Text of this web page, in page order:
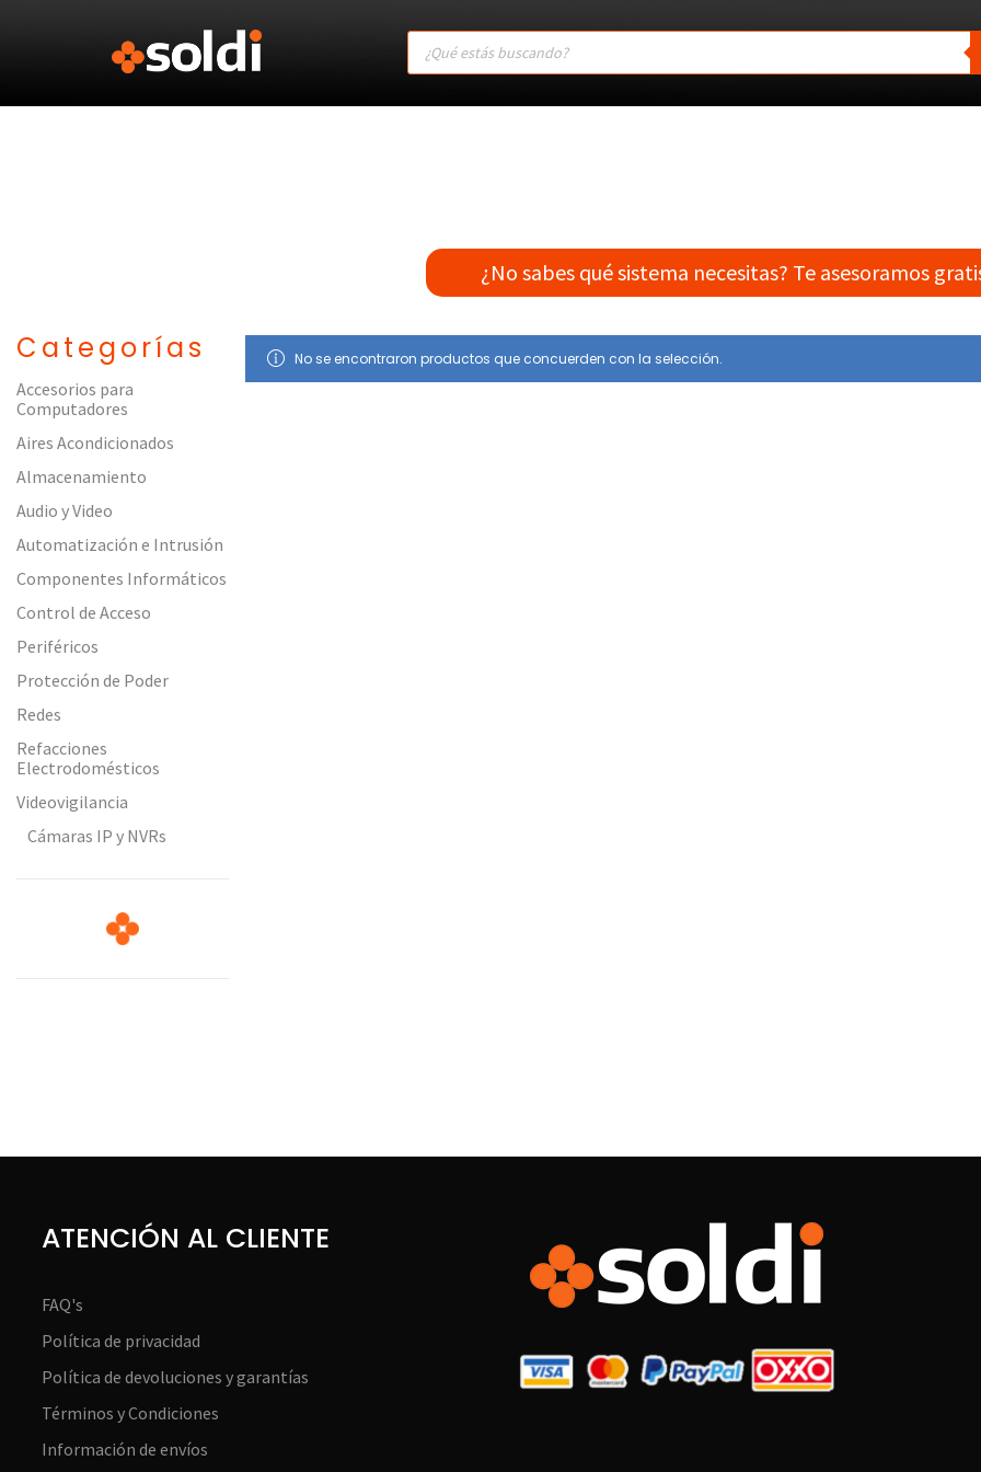
Products
search
¿No sabes qué sistema necesitas? Te asesoramos
No se encontraron productos que concuerden con la selección.
Categorías
Accesorios para
Computadores
Aires Acondicionados
Almacenamiento
Audio y Video
Automatización e Intrusión
Componentes Informáticos
Control de Acceso
Periféricos
Protección de Poder
Redes
Refacciones
Electrodomésticos
Videovigilancia
Cámaras IP y NVRs
ATENCIÓN AL CLIENTE
FAQ's
Política de privacidad
Política de devoluciones y garantías
Términos y Condiciones
Información de envíos